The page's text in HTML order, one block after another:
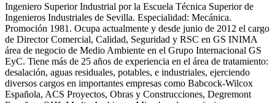
Ingeniero Superior Industrial por la Escuela Técnica Superior de
Ingenieros Industriales de Sevilla. Especialidad: Mecánica.
Promoción 1981. Ocupa actualmente y desde junio de 2012 el cargo
de Director Comercial, Calidad, Seguridad y RSC en GS INIMA
área de negocio de Medio Ambiente en el Grupo Internacional GS
EyC. Tiene más de 25 años de experiencia en el área de tratamiento:
desalación, aguas residuales, potables, e industriales, ejerciendo
diversos cargos en importantes empresas como Babcock-Wilcox
Española, ACS Proyectos, Obras y Construcciones, Degremont